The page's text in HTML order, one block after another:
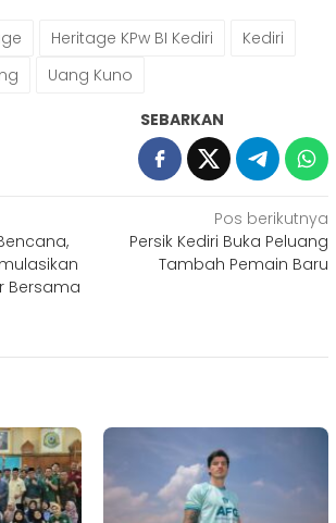
Heritage KPw BI Kediri
Kediri
Uang Kuno
SEBARKAN
Bersama
Pos berikutnya
Persik Kediri Buka Peluang
Tambah Pemain Baru